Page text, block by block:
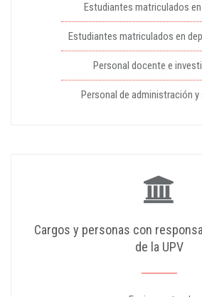
Estudiantes matriculados
Estudiantes matriculados en
Personal docente e
Personal de administración
Cargos y personas con
de la UPV